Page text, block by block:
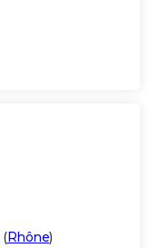
(Rhône)